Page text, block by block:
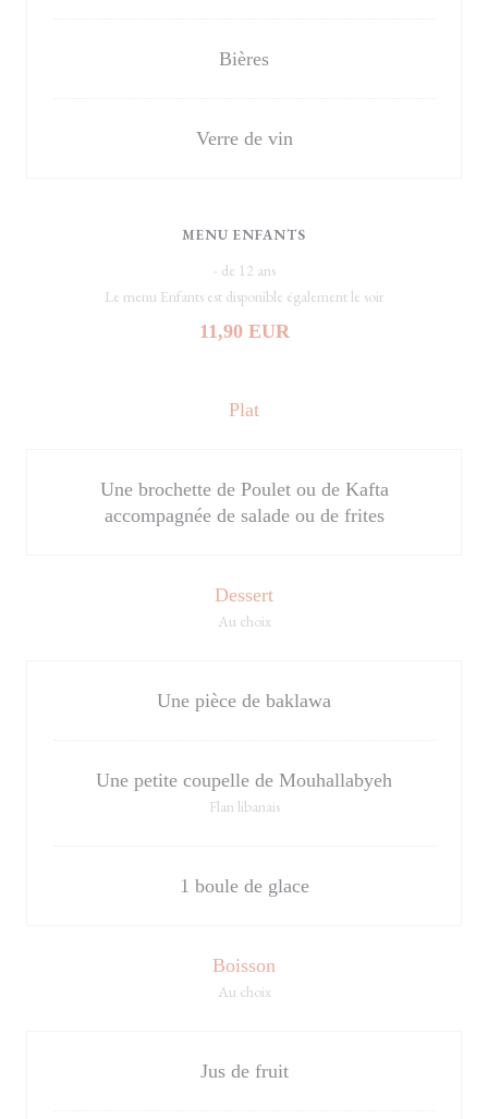
Bières
Verre de vin
MENU ENFANTS
- de 12 ans
Le menu Enfants est disponible également le soir
11,90 EUR
Plat
Une brochette de Poulet ou de Kafta
accompagnée de salade ou de frites
Dessert
Au choix
Une pièce de baklawa
Une petite coupelle de Mouhallabyeh
Flan libanais
1 boule de glace
Boisson
Au choix
Jus de fruit